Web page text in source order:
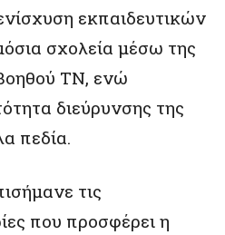
εκπαιδευτικών
σχολεία μέσω της
ΤΝ, ενώ
διεύρυνσης της
πεδία.
τις
που προσφέρει η